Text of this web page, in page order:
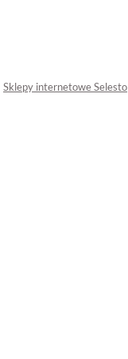
Sklepy internetowe Selesto